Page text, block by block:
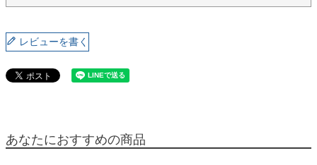
レビューを書く
あなたにおすすめの商品